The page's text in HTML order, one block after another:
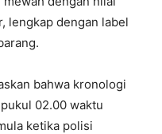
lengkap dengan label
bahwa kronologi
02.00 waktu
ketika polisi